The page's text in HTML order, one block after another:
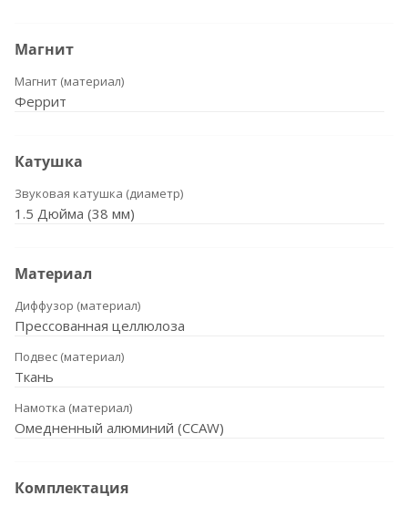
Магнит
Магнит (материал)
Феррит
Катушка
Звуковая катушка (диаметр)
1.5 Дюйма (38 мм)
Материал
Диффузор (материал)
Прессованная целлюлоза
Подвес (материал)
Ткань
Намотка (материал)
Омедненный алюминий (CCAW)
Комплектация